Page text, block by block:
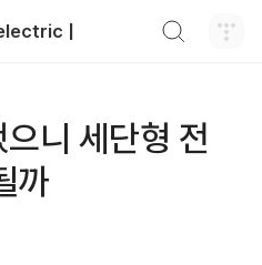
|
니 세단형 전
까